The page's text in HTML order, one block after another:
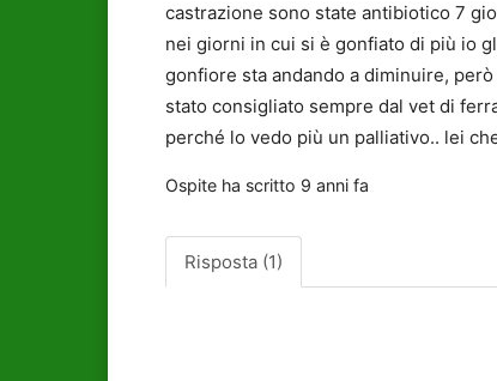
castrazione sono state antibiotico 7
nei giorni in cui si è gonfiato di più io
gonfiore sta andando a diminuire,
stato consigliato sempre dal vet di
perché lo vedo più un palliativo.. lei
Ospite ha scritto 9 anni fa
Risposta (1)